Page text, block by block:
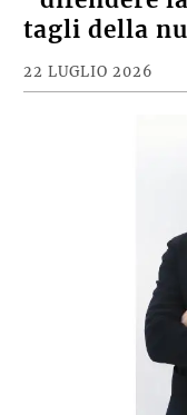
tagli della
22 LUGLIO 2026